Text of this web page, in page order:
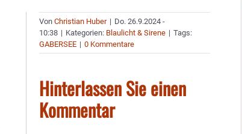
VonChristian Huber | Do. 26.9.2024 -
10:38 | Kategorien: Blaulicht & Sirene | Tags:
GABERSEE | 0 Kommentare
Hinterlassen Sie einen
Kommentar